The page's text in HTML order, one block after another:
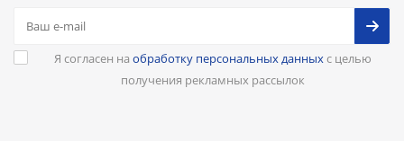
Я согласен на обработку персональных данныхс целью
получения рекламных рассылок